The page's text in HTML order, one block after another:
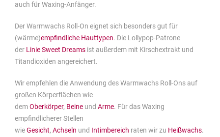
auch für Waxing-Anfänger.
Der Warmwachs Roll-On eignet sich besonders gut für
(wärme)empfindliche Hauttypen. Die Lollypop-Patrone
der Linie Sweet Dreams ist außerdem mit Kirschextrakt und
Titandioxiden angereichert.
Wir empfehlen die Anwendung des Warmwachs Roll-Ons auf
großen Körperflächen wie
demOberkörper, Beine und Arme. Für das Waxing
empfindlicherer Stellen
wieGesicht, Achseln und Intimbereich raten wir zu Heißwachs.